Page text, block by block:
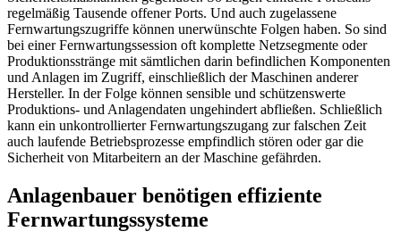
regelmäßig Tausende offener Ports. Und auch zugelassene
Fernwartungszugriffe können unerwünschte Folgen haben. So sind
bei einer Fernwartungssession oft komplette Netzsegmente oder
Produktionsstränge mit sämtlichen darin befindlichen Komponenten
und Anlagen im Zugriff, einschließlich der Maschinen anderer
Hersteller. In der Folge können sensible und schützenswerte
Produktions- und Anlagendaten ungehindert abfließen. Schließlich
kann ein unkontrollierter Fernwartungszugang zur falschen Zeit
auch laufende Betriebsprozesse empfindlich stören oder gar die
Sicherheit von Mitarbeitern an der Maschine gefährden.
Anlagenbauer benötigen effiziente
Fernwartungssysteme